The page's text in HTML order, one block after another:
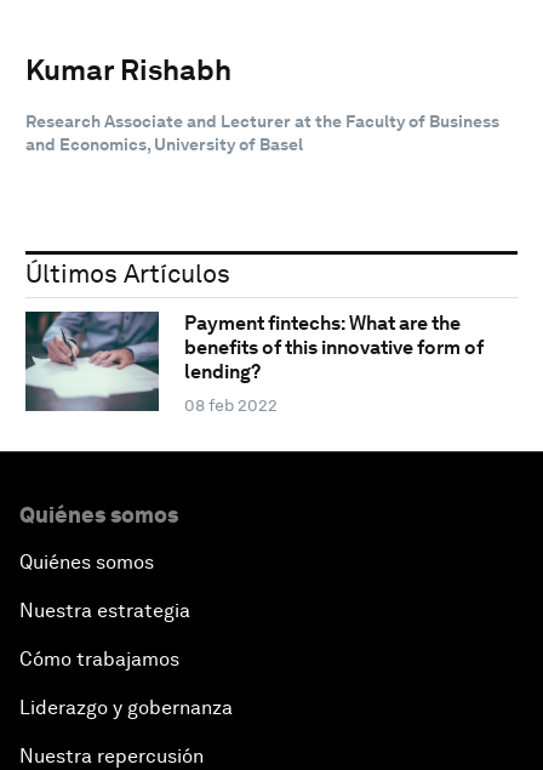
Kumar Rishabh
Research Associate and Lecturer at the Faculty of Business
and Economics, University of Basel
Últimos Artículos
Payment fintechs: What are the
benefits of this innovative form of
lending?
08 feb 2022
Quiénes somos
Quiénes somos
Nuestra estrategia
Cómo trabajamos
Liderazgo y gobernanza
Nuestra repercusión